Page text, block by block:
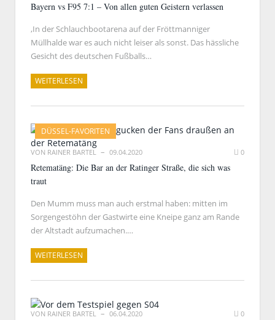
Bayern vs F95 7:1 – Von allen guten Geistern verlassen
,In der Schlauchbootarena auf der Fröttmanniger
Müllhalde war es auch nicht leiser als sonst. Das hässliche
Gesicht des deutschen Fußballs…
WEITERLESEN
DÜSSEL-FAVORITEN
VON RAINER BARTEL 09.04.2020 0
Retematäng: Die Bar an der Ratinger Straße, die sich was
traut
Den Mumm muss man auch erstmal haben: mitten im
Sorgengestöhn der Gastwirte eine Kneipe ganz am Rande
der Altstadt aufzumachen.…
WEITERLESEN
VON RAINER BARTEL 06.04.2020 0